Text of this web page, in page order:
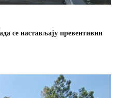
се настављају превентивни